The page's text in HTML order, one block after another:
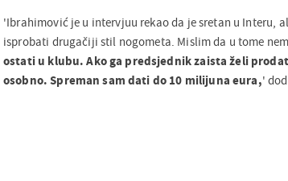
'Ibrahimović je u intervjuu rekao da je sretan u Interu,
isprobati drugačiji stil nogometa. Mislim da u tome
ostati u klubu. Ako ga predsjednik zaista želi
osobno. Spreman sam dati do 10 milijuna eura,'